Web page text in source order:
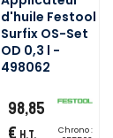
d'huile Festool
Surfix OS-Set
OD 0,3 l -
498062
98,85
€ H.T.
Chrono :